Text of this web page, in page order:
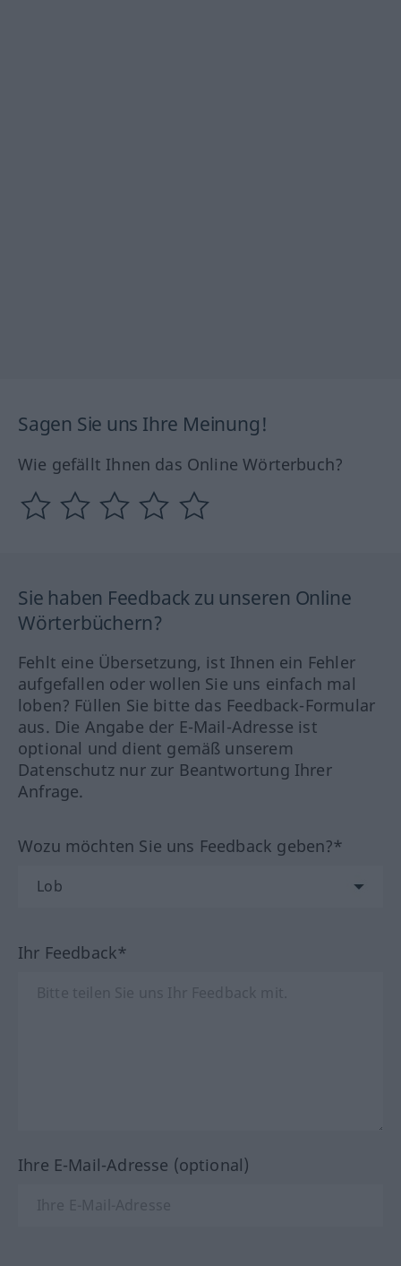
Sagen Sie uns Ihre Meinung!
Wie gefällt Ihnen das Online Wörterbuch?
Sie haben Feedback zu unseren Online
Wörterbüchern?
Fehlt eine Übersetzung, ist Ihnen ein Fehler
aufgefallen oder wollen Sie uns einfach mal
loben? Füllen Sie bitte das Feedback-Formular
aus. Die Angabe der E-Mail-Adresse ist
optional und dient gemäß unserem
Datenschutz nur zur Beantwortung Ihrer
Anfrage.
Wozu möchten Sie uns Feedback geben?*
Ihr Feedback*
Ihre E-Mail-Adresse (optional)